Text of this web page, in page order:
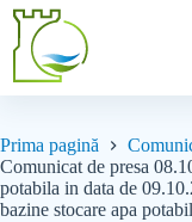
Prima pagină
Comunicat de presa
potabila in data de
bazine stocare apa